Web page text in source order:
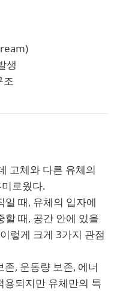
생
조
고체와 다른 유체의
로웠다.
때, 유체의 입자에
때, 공간 안에 있을
렇게 크게 3가지 관점
, 운동량 보존, 에너
용되지만 유체만의 특